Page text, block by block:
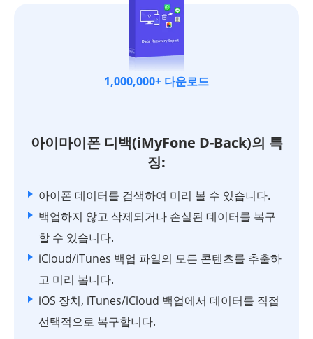
1,000,000+ 다운로드
아이마이폰 디백(iMyFone D-Back)의 특
징:
아이폰 데이터를 검색하여 미리 볼 수 있습니다.
백업하지 않고 삭제되거나 손실된 데이터를 복구
할 수 있습니다.
iCloud/iTunes 백업 파일의 모든 콘텐츠를 추출하
고 미리 봅니다.
iOS 장치, iTunes/iCloud 백업에서 데이터를 직접
선택적으로 복구합니다.